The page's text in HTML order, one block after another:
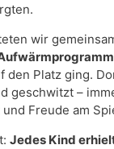
wir
ärmprogramm
den Platz ging.
geschwitzt –
Freude am
Jedes Kind